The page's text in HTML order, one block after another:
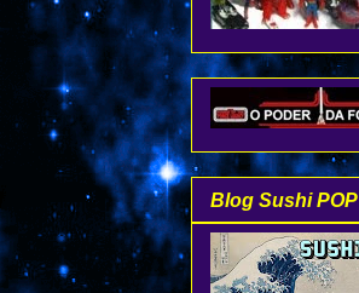
Blog Sushi POP